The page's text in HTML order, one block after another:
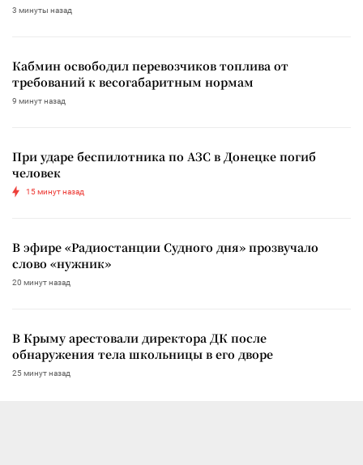
3 минуты назад
Кабмин освободил перевозчиков топлива от
требований к весогабаритным нормам
9 минут назад
При ударе беспилотника по АЗС в Донецке погиб
человек
15 минут назад
В эфире «Радиостанции Судного дня» прозвучало
слово «нужник»
20 минут назад
В Крыму арестовали директора ДК после
обнаружения тела школьницы в его дворе
25 минут назад